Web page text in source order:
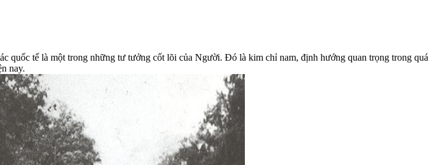
quốc tế là một trong những tư tưởng cốt lõi của Người. Đó là kim chỉ nam, định hướng quan trọng trong quá
nay.